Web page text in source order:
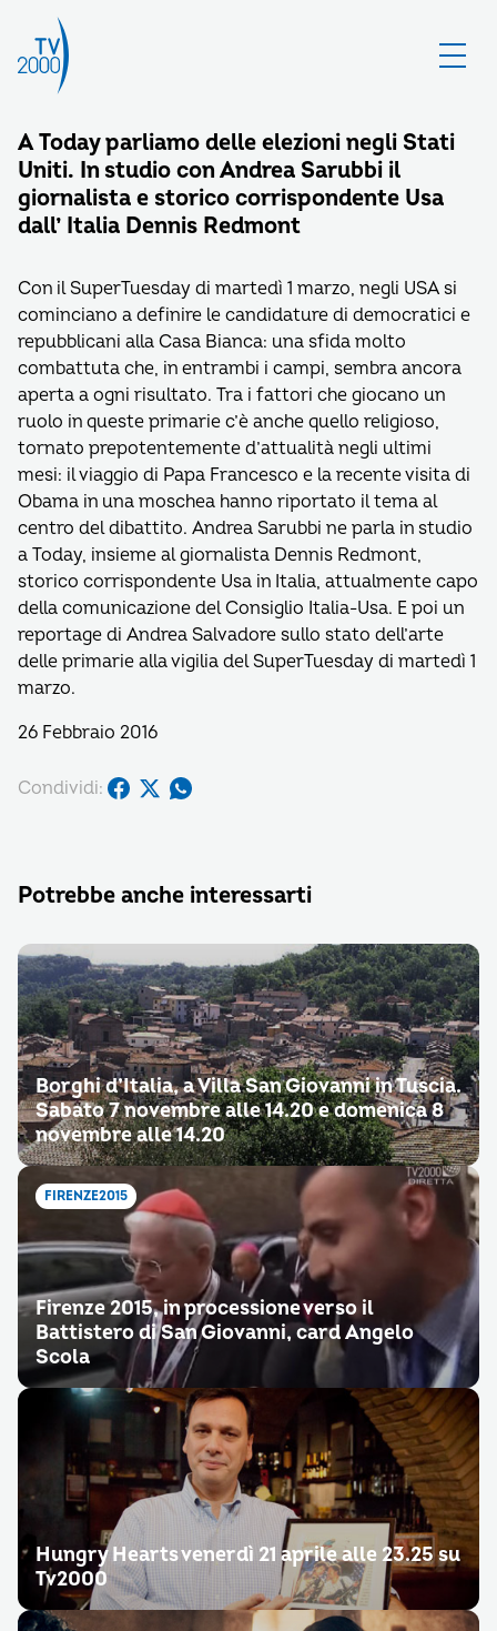
A Today parliamo delle elezioni negli Stati
Uniti. In studio con Andrea Sarubbi il
giornalista e storico corrispondente Usa
dall’ Italia Dennis Redmont
Con il SuperTuesday di martedì 1 marzo, negli USA si
cominciano a definire le candidature di democratici e
repubblicani alla Casa Bianca: una sfida molto
combattuta che, in entrambi i campi, sembra ancora
aperta a ogni risultato. Tra i fattori che giocano un
ruolo in queste primarie c’è anche quello religioso,
tornato prepotentemente d’attualità negli ultimi
mesi: il viaggio di Papa Francesco e la recente visita di
Obama in una moschea hanno riportato il tema al
centro del dibattito. Andrea Sarubbi ne parla in studio
a Today, insieme al giornalista Dennis Redmont,
storico corrispondente Usa in Italia, attualmente capo
della comunicazione del Consiglio Italia-Usa. E poi un
reportage di Andrea Salvadore sullo stato dell’arte
delle primarie alla vigilia del SuperTuesday di martedì 1
marzo.
26 Febbraio 2016
Condividi:
Potrebbe anche interessarti
Borghi d’Italia, a Villa San Giovanni in Tuscia.
Sabato 7 novembre alle 14.20 e domenica 8
novembre alle 14.20
FIRENZE2015
Firenze 2015, in processione verso il
Battistero di San Giovanni, card Angelo
Scola
Hungry Hearts venerdì 21 aprile alle 23.25 su
Tv2000